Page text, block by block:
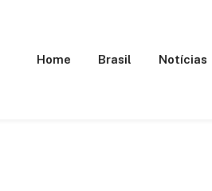
Home Brasil Notícias